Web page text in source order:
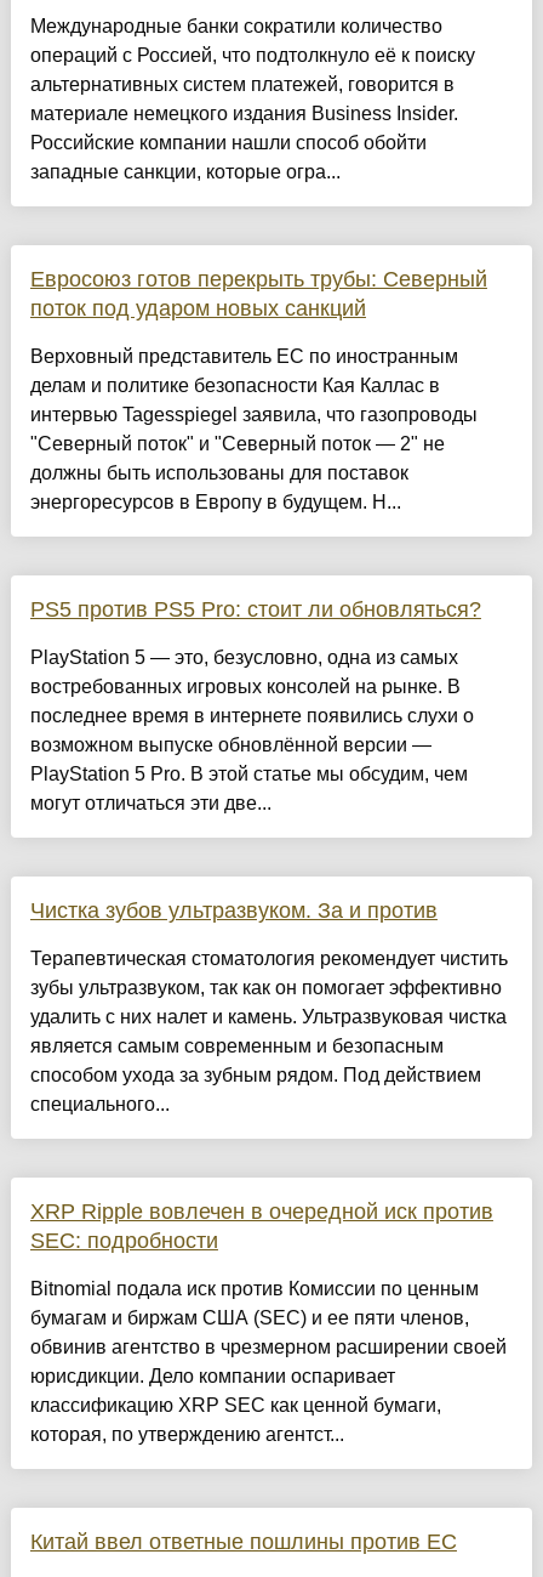
Международные банки сократили количество
операций с Россией, что подтолкнуло её к поиску
альтернативных систем платежей, говорится в
материале немецкого издания Business Insider.
Российские компании нашли способ обойти
западные санкции, которые огра...
Евросоюз готов перекрыть трубы: Северный
поток под ударом новых санкций
Верховный представитель ЕС по иностранным
делам и политике безопасности Кая Каллас в
интервью Tagesspiegel заявила, что газопроводы
"Северный поток" и "Северный поток — 2" не
должны быть использованы для поставок
энергоресурсов в Европу в будущем. Н...
PS5 против PS5 Pro: стоит ли обновляться?
PlayStation 5 — это, безусловно, одна из самых
востребованных игровых консолей на рынке. В
последнее время в интернете появились слухи о
возможном выпуске обновлённой версии —
PlayStation 5 Pro. В этой статье мы обсудим, чем
могут отличаться эти две...
Чистка зубов ультразвуком. За и против
Терапевтическая стоматология рекомендует чистить
зубы ультразвуком, так как он помогает эффективно
удалить с них налет и камень. Ультразвуковая чистка
является самым современным и безопасным
способом ухода за зубным рядом. Под действием
специального...
XRP Ripple вовлечен в очередной иск против
SEC: подробности
Bitnomial подала иск против Комиссии по ценным
бумагам и биржам США (SEC) и ее пяти членов,
обвинив агентство в чрезмерном расширении своей
юрисдикции. Дело компании оспаривает
классификацию XRP SEC как ценной бумаги,
которая, по утверждению агентст...
Китай ввел ответные пошлины против ЕС